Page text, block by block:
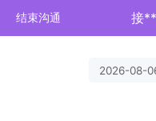
结束沟通 接
2026-08-